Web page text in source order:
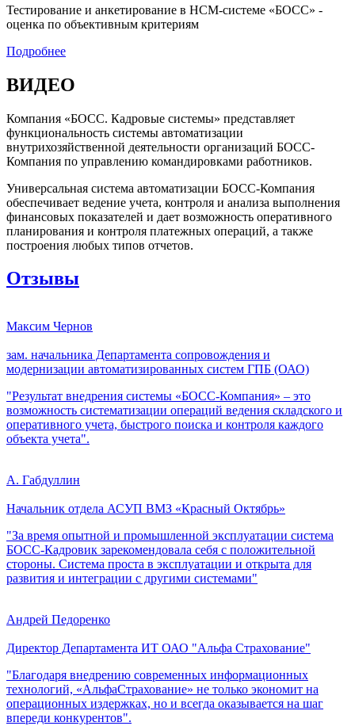
Тестирование и анкетирование в HCM-системе «БОСС» -
оценка по объективным критериям
Подробнее
ВИДЕО
Компания «БОСС. Кадровые системы» представляет
функциональность системы автоматизации
внутрихозяйственной деятельности организаций БОСС-
Компания по управлению командировками работников.
Универсальная система автоматизации БОСС-Компания
обеспечивает ведение учета, контроля и анализа выполнения
финансовых показателей и дает возможность оперативного
планирования и контроля платежных операций, а также
построения любых типов отчетов.
Отзывы
Максим Чернов
зам. начальника Департамента сопровождения и
модернизации автоматизированных систем ГПБ (ОАО)
"Результат внедрения системы «БОСС-Компания» – это
возможность систематизации операций ведения складского и
оперативного учета, быстрого поиска и контроля каждого
объекта учета".
А. Габдуллин
Начальник отдела АСУП ВМЗ «Красный Октябрь»
"За время опытной и промышленной эксплуатации система
БОСС-Кадровик зарекомендовала себя с положительной
стороны. Система проста в эксплуатации и открыта для
развития и интеграции с другими системами"
Андрей Педоренко
Директор Департамента ИТ ОАО "Альфа Страхование"
"Благодаря внедрению современных информационных
технологий, «АльфаСтрахование» не только экономит на
операционных издержках, но и всегда оказывается на шаг
впереди конкурентов".